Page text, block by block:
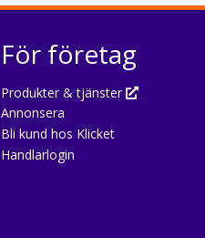
För företag
Produkter & tjänster
Annonsera
Bli kund hos Klicket
Handlarlogin